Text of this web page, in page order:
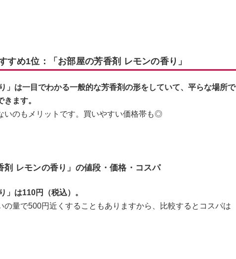
すめ1位：「お部屋の芳香剤 レモンの香り」
」は一目でわかる一般的な芳香剤の形をしていて、平らな場所で
ます。
いのもメリットです。買いやすい価格帯も◎
剤 レモンの香り」の値段・価格・コスパ
」は110円（税込）。
の量で500円近くすることもありますから、比較するとコスパは